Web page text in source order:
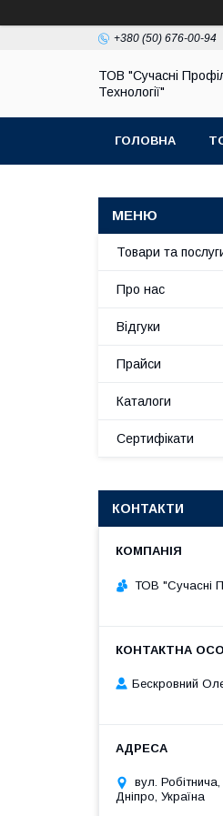
+380 (50) 676-00-94
ТОВ "Сучасні
Технології"
ГОЛОВНА
Товари та
Про нас
Відгуки
Прайси
Каталоги
Сертифікати
КОНТАКТИ
ТОВ "Сучасні
Бескровний
вул.
Дніпро, Україна